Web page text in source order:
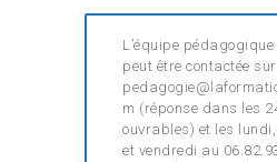
L’équipe pédagogique
peut être contactée sur
m (réponse dans les
ouvrables) et les
et vendredi au